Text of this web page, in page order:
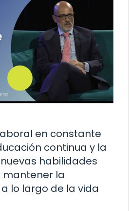
en constante
continua y la
habilidades
mantener la
lo largo de la vida